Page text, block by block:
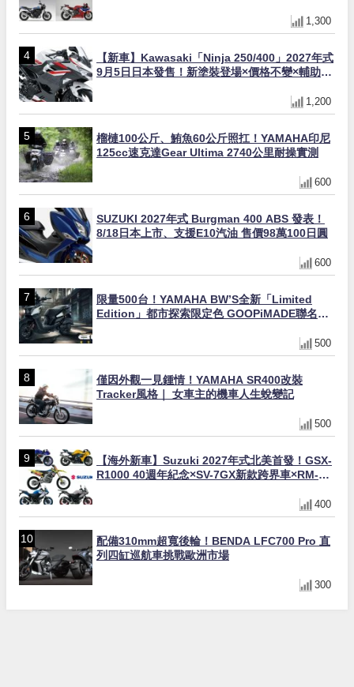
1,300
【新車】Kawasaki「Ninja 250/400」2027年式
9月5日日本發售！新塗裝登場×價格不變×輔助滑
1,200
榴槤100公斤、鮪魚60公斤照扛！YAMAHA印尼
125cc速克達Gear Ultima 2740公里耐操實測
600
SUZUKI 2027年式 Burgman 400 ABS 發表！
8/18日本上市、支援E10汽油 售價98萬100日圓
600
限量500台！YAMAHA BW’S全新「Limited
Edition」都市探索限定色 GOOPiMADE聯名包
500
僅因外觀一見鍾情！YAMAHA SR400改裝
Tracker風格｜ 女車主的機車人生蛻變記
500
【海外新車】Suzuki 2027年式北美首發！GSX-
R1000 40週年紀念×SV-7GX新款跨界車×RM-
400
配備310mm超寬後輪！BENDA LFC700 Pro 直
列四缸巡航車挑戰歐洲市場
300